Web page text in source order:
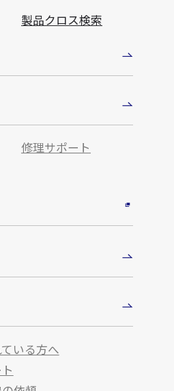
製品クロス検索
修理サポート
いる方へ